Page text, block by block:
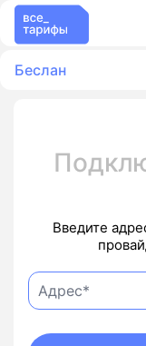
Беслан
Введите